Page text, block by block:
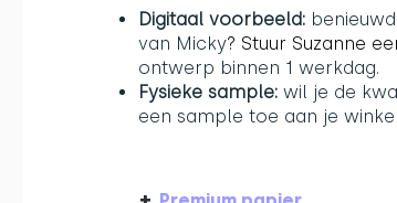
Digitaal voorbeeld:
van Micky? Stuur Suzanne
ontwerp binnen 1 werkdag.
Fysieke sample: wil je de
een sample toe aan je